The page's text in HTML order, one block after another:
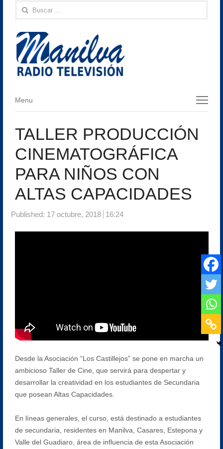
Buscar:
Menu
Menu
TALLER PRODUCCIÓN
CINEMATOGRÁFICA
PARA NIÑOS CON
ALTAS CAPACIDADES
Published: 17 octubre, 2018 16:24
Desde la Asociación “Los Castillejos” se pone en marcha un
ambicioso Taller de Cine, que servirá para despertar y
desarrollar la creatividad en los estudiantes de Secundaria
que posean Altas Capacidades.
En líneas generales, el curso, está destinado a estudiantes
de secundaria, residentes en Manilva, Casares, Estepona y
Valle del Guadiaro, área de influencia de esta Asociación